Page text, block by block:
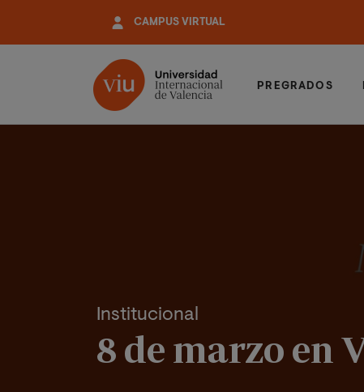
contenido
CAMPUS VIRTUAL
PREGRADOS
Institucional
8 de marzo en